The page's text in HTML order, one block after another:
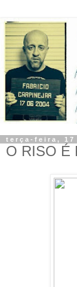
terça-feira, 17
O RISO É